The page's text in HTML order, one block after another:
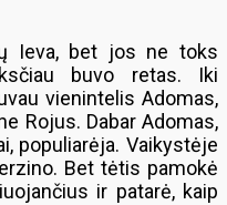
Ieva, bet jos ne toks
buvo retas. Iki
vienintelis Adomas,
Rojus. Dabar Adomas,
populiarėja. Vaikystėje
Bet tėtis pamokė
ir patarė, kaip